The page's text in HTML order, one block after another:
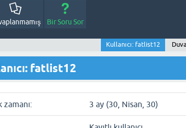
Bir Soru Sor
Kullanıcı: fatlist12
fatlist12
zamanı: 3 ay (30, Nisan, 30)